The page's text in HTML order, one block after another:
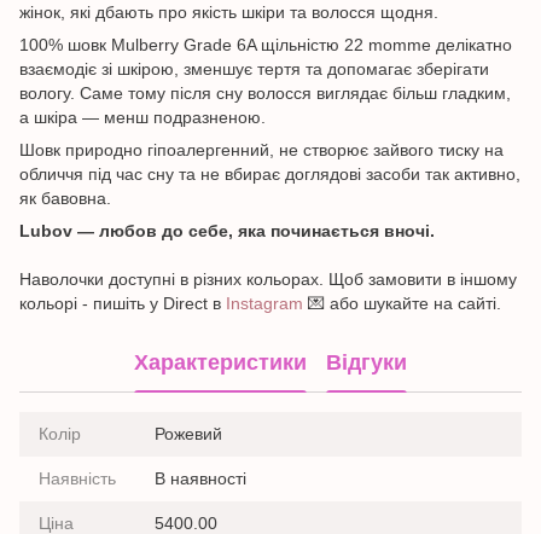
жінок, які дбають про якість шкіри та волосся щодня.
100% шовк Mulberry Grade 6A щільністю 22 momme делікатно
взаємодіє зі шкірою, зменшує тертя та допомагає зберігати
вологу. Саме тому після сну волосся виглядає більш гладким,
а шкіра — менш подразненою.
Шовк природно гіпоалергенний, не створює зайвого тиску на
обличчя під час сну та не вбирає доглядові засоби так активно,
як бавовна.
Lubov — любов до себе, яка починається вночі.
Наволочки доступні в різних кольорах. Щоб замовити в іншому
кольорі - пишіть у Direct в Instagram 💌 або шукайте на сайті.
Характеристики Відгуки
Колір Рожевий
Наявність В наявності
Ціна 5400.00